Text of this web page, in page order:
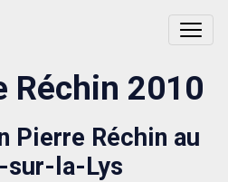
Réchin 2010
Pierre Réchin au
sur-la-Lys